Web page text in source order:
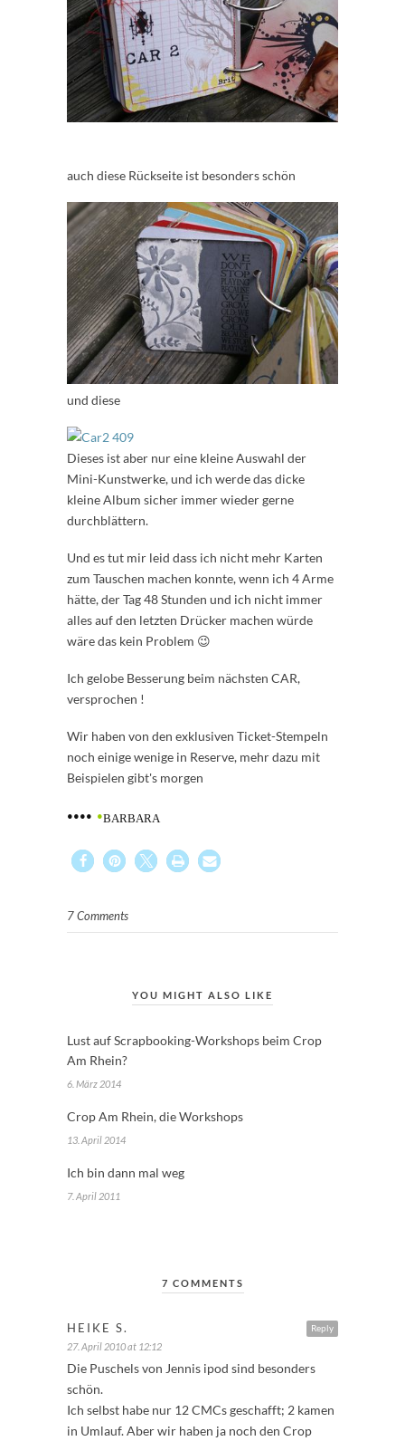
auch diese Rückseite ist besonders schön
und diese
Dieses ist aber nur eine kleine Auswahl der
Mini-Kunstwerke, und ich werde das dicke
kleine Album sicher immer wieder gerne
durchblättern.
Und es tut mir leid dass ich nicht mehr Karten
zum Tauschen machen konnte, wenn ich 4 Arme
hätte, der Tag 48 Stunden und ich nicht immer
alles auf den letzten Drücker machen würde
wäre das kein Problem 😉
Ich gelobe Besserung beim nächsten CAR,
versprochen !
Wir haben von den exklusiven Ticket-Stempeln
noch einige wenige in Reserve, mehr dazu mit
Beispielen gibt's morgen
•••• •BARBARA
7 Comments
YOU MIGHT ALSO LIKE
Lust auf Scrapbooking-Workshops beim Crop
Am Rhein?
6. März 2014
Crop Am Rhein, die Workshops
13. April 2014
Ich bin dann mal weg
7. April 2011
7 COMMENTS
Reply
HEIKE S.
27. April 2010 at 12:12
Die Puschels von Jennis ipod sind besonders
schön.
Ich selbst habe nur 12 CMCs geschafft; 2 kamen
in Umlauf. Aber wir haben ja noch den Crop